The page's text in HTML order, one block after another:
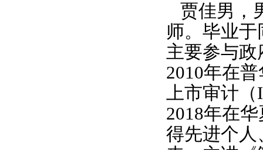
贾佳男，
师。毕业
主要参与政
2010年在
上市审计（
2018年在
得先进个人